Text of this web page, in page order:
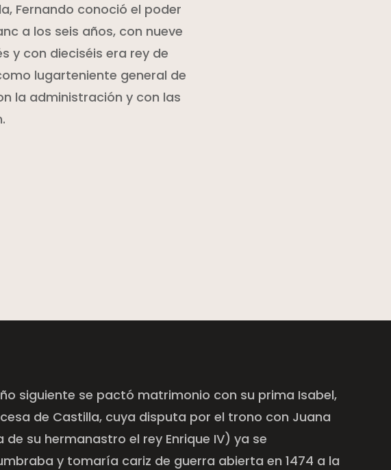
Fernando conoció el poder
a los seis años, con nueve
y con dieciséis era rey de
lugarteniente general de
la administración y con las
siguiente se pactó matrimonio con su prima Isabel,
de Castilla, cuya disputa por el trono con Juana
de su hermanastro el rey Enrique IV) ya se
y tomaría cariz de guerra abierta en 1474 a la